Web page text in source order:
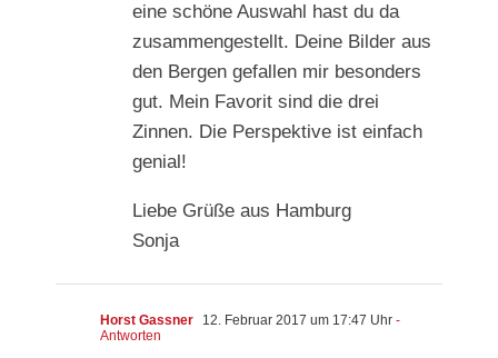
eine schöne Auswahl hast du da
zusammengestellt. Deine Bilder aus
den Bergen gefallen mir besonders
gut. Mein Favorit sind die drei
Zinnen. Die Perspektive ist einfach
genial!
Liebe Grüße aus Hamburg
Sonja
Horst Gassner 12. Februar 2017 um 17:47 Uhr -
Antworten